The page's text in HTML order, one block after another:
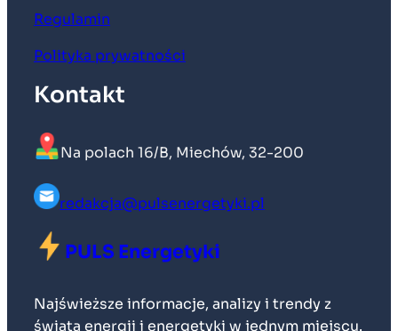
Regulamin
Polityka prywatności
Kontakt
Na polach 16/B, Miechów, 32-200
redakcja@pulsenergetyki.pl
PULS Energetyki
Najświeższe informacje, analizy i trendy z
świata energii i energetyki w jednym miejscu.